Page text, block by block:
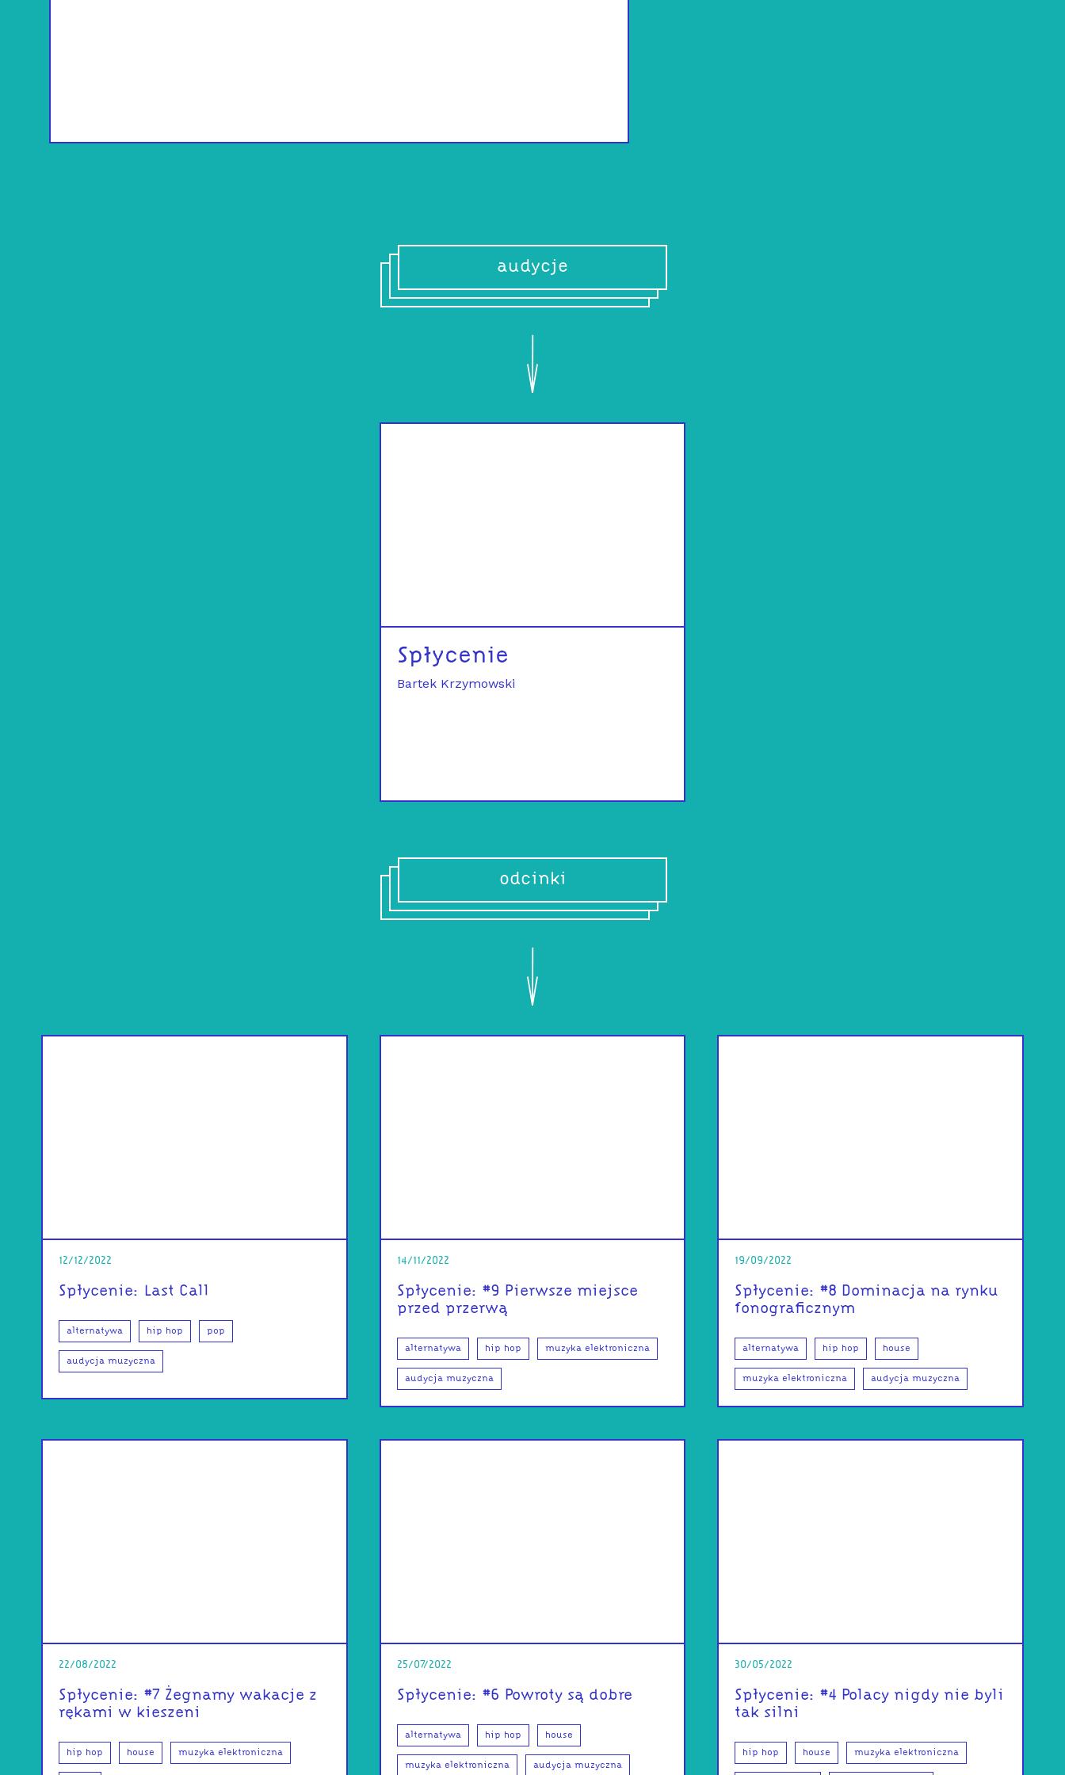
dowozić i to konsekwencja mojej obecności tutaj.
audycje
Spłycenie
Bartek Krzymowski
odcinki
12/12/2022
Spłycenie: Last Call
alternatywa hip hop pop
audycja muzyczna
14/11/2022
Spłycenie: #9 Pierwsze miejsce
przed przerwą
alternatywa hip hop muzyka elektroniczna
audycja muzyczna
19/09/2022
Spłycenie: #8 Dominacja na rynku
fonograficznym
alternatywa hip hop house
muzyka elektroniczna audycja muzyczna
22/08/2022
Spłycenie: #7 Żegnamy wakacje z
rękami w kieszeni
hip hop house muzyka elektroniczna
25/07/2022
Spłycenie: #6 Powroty są dobre
alternatywa hip hop house
muzyka elektroniczna audycja muzyczna
30/05/2022
Spłycenie: #4 Polacy nigdy nie byli
tak silni
hip hop house muzyka elektroniczna